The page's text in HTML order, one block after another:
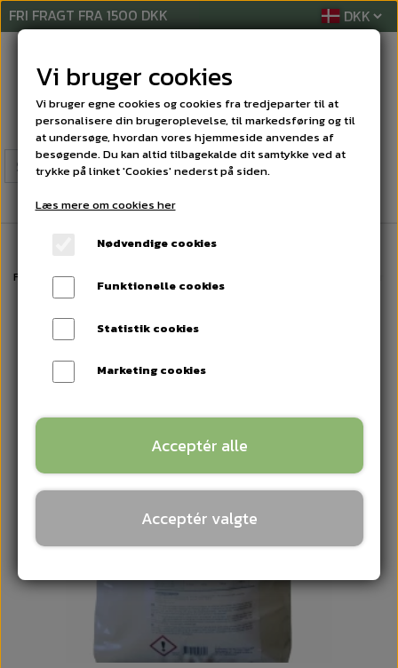
FRI FRAGT FRA 1500 DKK
Forside RENGØRINGSMIDLER
Vi bruger cookies
Vi bruger egne cookies og cookies fra tredjeparter til at
personalisere din brugeroplevelse, til markedsføring og til
at undersøge, hvordan vores hjemmeside anvendes af
besøgende. Du kan altid tilbagekalde dit samtykke ved at
trykke på linket 'Cookies' nederst på siden.
Læs mere om cookies her
Nødvendige cookies
Funktionelle cookies
Statistik cookies
Marketing cookies
Acceptér alle
Acceptér valgte